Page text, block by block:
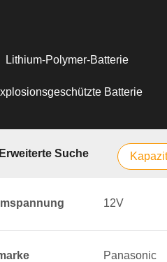
Lithium-Polymer-Batterie
Batterie
Erweiterte Suche
12V
Panasonic